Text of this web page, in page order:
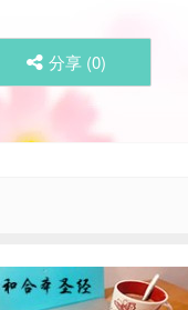
分享 (0)